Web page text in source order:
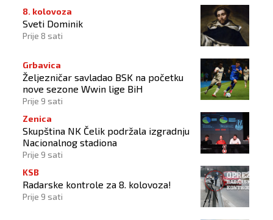
8. kolovoza
Sveti Dominik
Prije 8 sati
Grbavica
Željezničar savladao BSK na početku
nove sezone Wwin lige BiH
Prije 9 sati
Zenica
Skupština NK Čelik podržala izgradnju
Nacionalnog stadiona
Prije 9 sati
KSB
Radarske kontrole za 8. kolovoza!
Prije 9 sati